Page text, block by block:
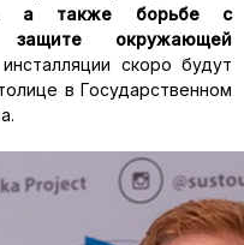
а также борьбе с
окружающей
скоро будут
в Государственном